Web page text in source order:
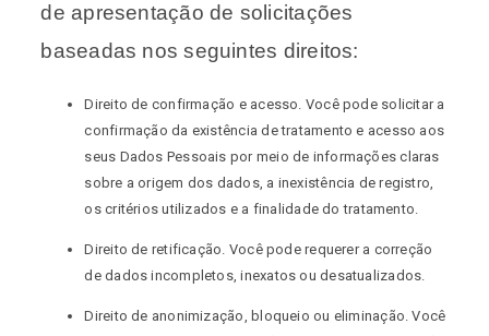
de apresentação de solicitações
baseadas nos seguintes direitos:
Direito de confirmação e acesso. Você pode solicitar a
confirmação da existência de tratamento e acesso aos
seus Dados Pessoais por meio de informações claras
sobre a origem dos dados, a inexistência de registro,
os critérios utilizados e a finalidade do tratamento.
Direito de retificação. Você pode requerer a correção
de dados incompletos, inexatos ou desatualizados.
Direito de anonimização, bloqueio ou eliminação. Você